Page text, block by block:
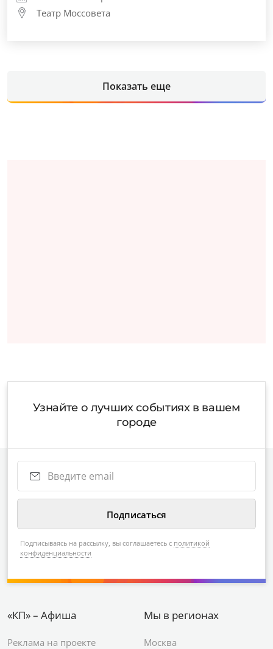
Театр Моссовета
Показать еще
Узнайте о лучших событиях в вашем
городе
Подписываясь на рассылку, вы соглашаетесь с политикой
конфиденциальности
«КП» – Афиша
Реклама на проекте
Мы в регионах
Москва